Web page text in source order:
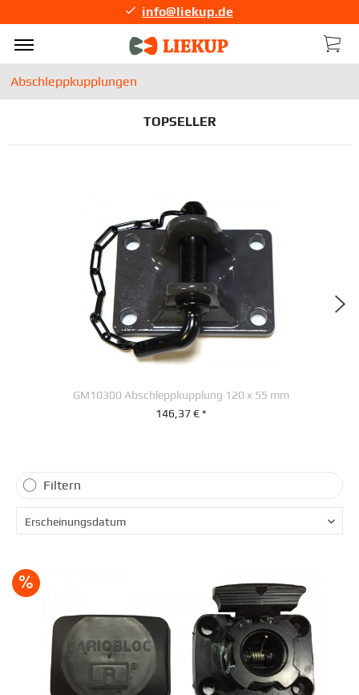
Tel: 0511-67489–0
Abschleppkupplungen
TOPSELLER
GM10300 Abschleppkupplung 120 x 55 mm
146,37 € *
Filtern